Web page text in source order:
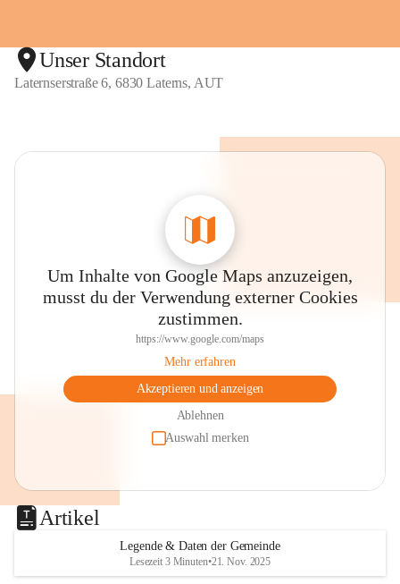
Unser Standort
Laternserstraße 6, 6830 Laterns, AUT
Um Inhalte von Google Maps anzuzeigen,
musst du der Verwendung externer Cookies
zustimmen.
https://www.google.com/maps
Mehr erfahren
Akzeptieren und anzeigen
Ablehnen
Auswahl merken
Artikel
Legende & Daten der Gemeinde
Lesezeit 3 Minuten•21. Nov. 2025